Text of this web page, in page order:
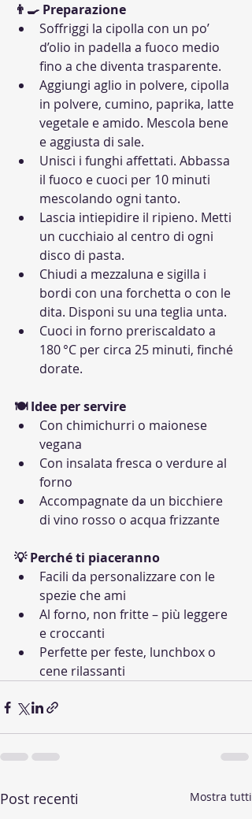
👨‍🍳 Preparazione
Soffriggi la cipolla con un po’
d’olio in padella a fuoco medio
fino a che diventa trasparente.
Aggiungi aglio in polvere, cipolla
in polvere, cumino, paprika, latte
vegetale e amido. Mescola bene
e aggiusta di sale.
Unisci i funghi affettati. Abbassa
il fuoco e cuoci per 10 minuti
mescolando ogni tanto.
Lascia intiepidire il ripieno. Metti
un cucchiaio al centro di ogni
disco di pasta.
Chiudi a mezzaluna e sigilla i
bordi con una forchetta o con le
dita. Disponi su una teglia unta.
Cuoci in forno preriscaldato a
180 °C per circa 25 minuti, finché
dorate.
🍽 Idee per servire
Con chimichurri o maionese
vegana
Con insalata fresca o verdure al
forno
Accompagnate da un bicchiere
di vino rosso o acqua frizzante
💡 Perché ti piaceranno
Facili da personalizzare con le
spezie che ami
Al forno, non fritte – più leggere
e croccanti
Perfette per feste, lunchbox o
cene rilassanti
Post recenti Mostra tutti